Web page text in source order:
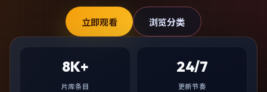
立即观看 浏览分类
8K+
片库条目
24/7
更新节奏